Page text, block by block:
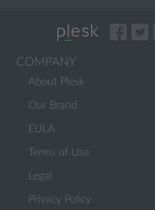
COMPANY
About Plesk
Our Brand
EULA
Terms of Use
Legal
Privacy Policy